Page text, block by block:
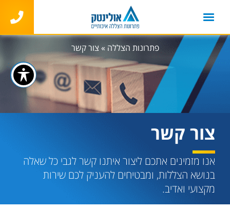
פתרונות הצללה » צור קשר
צור קשר
אנו מזמינים אתכם ליצור איתנו קשר לגבי כל שאלה
בנושא הצללות, ומבטיחים להעניק לכם שירות
מקצועי ואדיב.